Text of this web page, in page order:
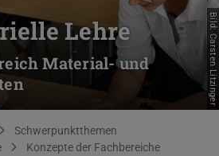
Lehre
Material- und
Bild: Carsten Litzinger
Schwerpunktthemen
Konzepte der Fachbereiche